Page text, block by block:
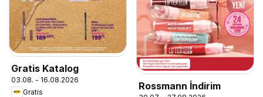
Gratis Katalog
03.08. - 16.08.2026
Gratis
Rossmann İndirim